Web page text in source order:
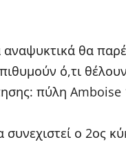
αναψυκτικά θα
ό,τι
πύλη Amboise
ο 2ος